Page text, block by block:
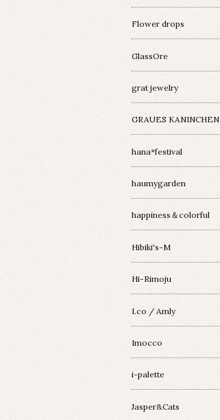
Flower drops
GlassOre
grat jewelry
GRAUES KANINCHEN
hana*festival
haumygarden
happiness＆colorful
Hibiki's-M
Hi-Rimoju
I.co / Amly
Imocco
i-palette
Jasper&Cats